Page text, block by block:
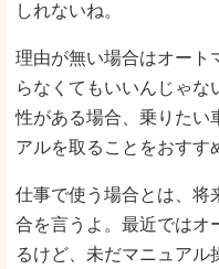
しれないね。
理由が無い場合はオート
らなくてもいいんじゃな
性がある場合、乗りたい
アルを取ることをおすす
仕事で使う場合とは、将
合を言うよ。最近ではオ
るけど、未だマニュアル